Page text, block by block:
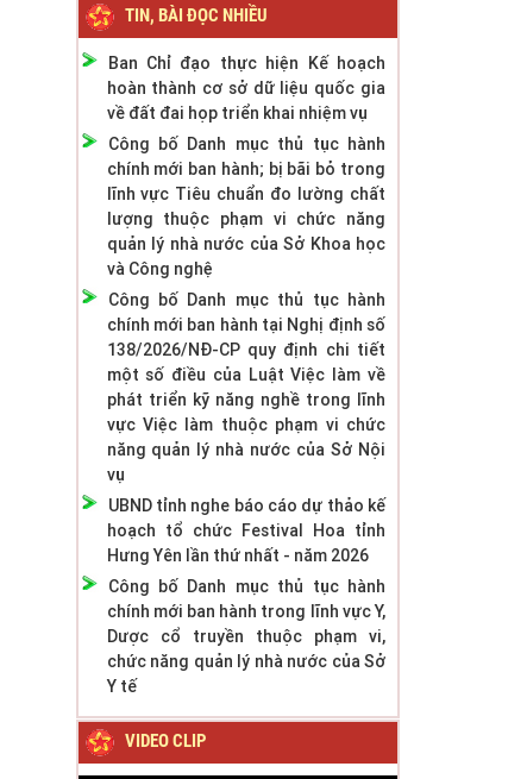
TIN, BÀI ĐỌC NHIỀU
Ban Chỉ đạo thực hiện Kế hoạch
hoàn thành cơ sở dữ liệu quốc gia
về đất đai họp triển khai nhiệm vụ
Công bố Danh mục thủ tục hành
chính mới ban hành; bị bãi bỏ trong
lĩnh vực Tiêu chuẩn đo lường chất
lượng thuộc phạm vi chức năng
quản lý nhà nước của Sở Khoa học
và Công nghệ
Công bố Danh mục thủ tục hành
chính mới ban hành tại Nghị định số
138/2026/NĐ-CP quy định chi tiết
một số điều của Luật Việc làm về
phát triển kỹ năng nghề trong lĩnh
vực Việc làm thuộc phạm vi chức
năng quản lý nhà nước của Sở Nội
vụ
UBND tỉnh nghe báo cáo dự thảo kế
hoạch tổ chức Festival Hoa tỉnh
Hưng Yên lần thứ nhất - năm 2026
Công bố Danh mục thủ tục hành
chính mới ban hành trong lĩnh vực Y,
Dược cổ truyền thuộc phạm vi,
chức năng quản lý nhà nước của Sở
Y tế
VIDEO CLIP